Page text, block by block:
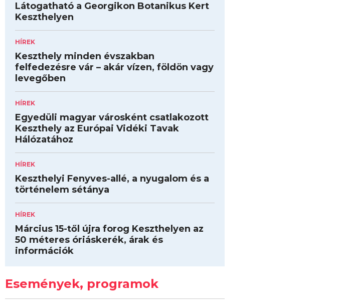
Látogatható a Georgikon Botanikus Kert
Keszthelyen
HÍREK
Keszthely minden évszakban
felfedezésre vár – akár vízen, földön vagy
levegőben
HÍREK
Egyedüli magyar városként csatlakozott
Keszthely az Európai Vidéki Tavak
Hálózatához
HÍREK
Keszthelyi Fenyves-allé, a nyugalom és a
történelem sétánya
HÍREK
Március 15-től újra forog Keszthelyen az
50 méteres óriáskerék, árak és
információk
Események, programok